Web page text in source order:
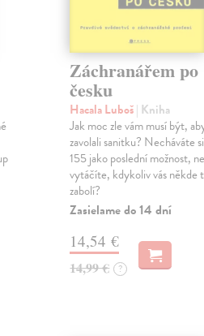
Záchranářem po
česku
Hacala Luboš| Kniha
Jak moc zle vám musí být,
zavolali sanitku? Necháváte
155 jako poslední možnost,
vytáčíte, kdykoliv vás někde
zabolí?
Zasielame do 14 dní
14,54 €
14,99 € ?